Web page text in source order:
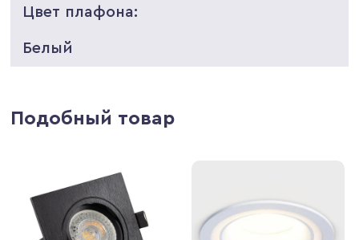
Цвет плафона:
Белый
Подобный товар